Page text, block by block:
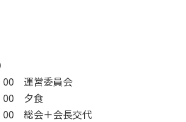
00 運営委員会
00 夕食
00 総会＋会長交代